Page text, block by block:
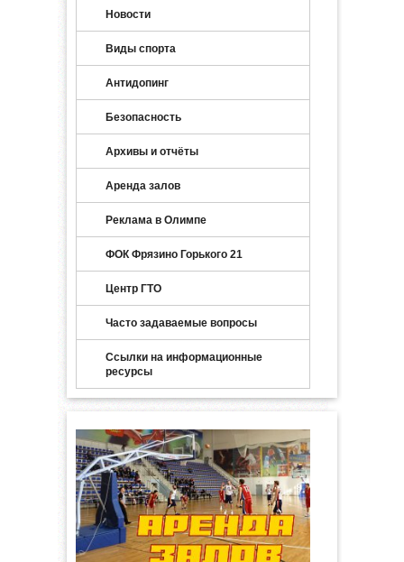
Новости
Виды спорта
Антидопинг
Безопасность
Архивы и отчёты
Аренда залов
Реклама в Олимпе
ФОК Фрязино Горького 21
Центр ГТО
Часто задаваемые вопросы
Ссылки на информационные
ресурсы